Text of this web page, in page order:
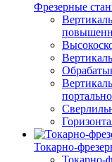
Фрезерные
Токарно-